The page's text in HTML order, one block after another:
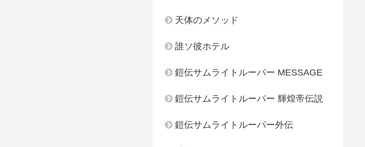
天体のメソッド
誰ソ彼ホテル
鎧伝サムライトルーパー MESSAGE
鎧伝サムライトルーパー 輝煌帝伝説
鎧伝サムライトルーパー外伝